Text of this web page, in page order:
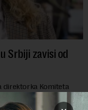
Srbiji zavisi od
direktorka Komiteta
duže od decenije nalazi